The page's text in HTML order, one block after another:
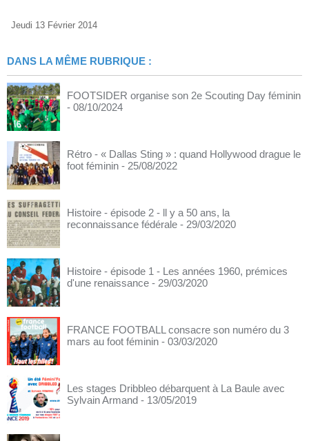
Jeudi 13 Février 2014
DANS LA MÊME RUBRIQUE :
FOOTSIDER organise son 2e Scouting Day féminin
- 08/10/2024
Rétro - « Dallas Sting » : quand Hollywood drague le
foot féminin - 25/08/2022
Histoire - épisode 2 - ll y a 50 ans, la
reconnaissance fédérale - 29/03/2020
Histoire - épisode 1 - Les années 1960, prémices
d'une renaissance - 29/03/2020
FRANCE FOOTBALL consacre son numéro du 3
mars au foot féminin - 03/03/2020
Les stages Dribbleo débarquent à La Baule avec
Sylvain Armand - 13/05/2019